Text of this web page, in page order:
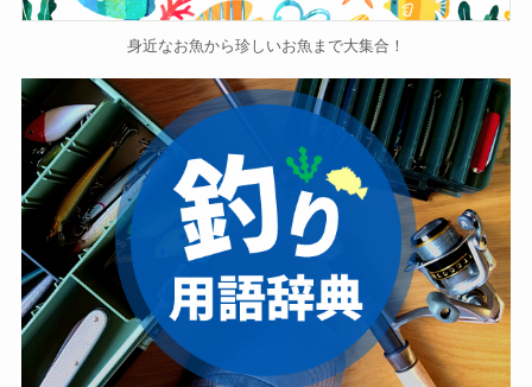
身近なお魚から珍しいお魚まで大集合！